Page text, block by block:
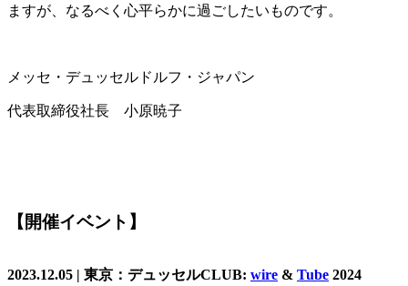
ますが、なるべく心平らかに過ごしたいものです。
メッセ・デュッセルドルフ・ジャパン
代表取締役社長 小原暁子
【開催イベント】
2023.12.05 | 東京：デュッセルCLUB: wire & Tube 2024